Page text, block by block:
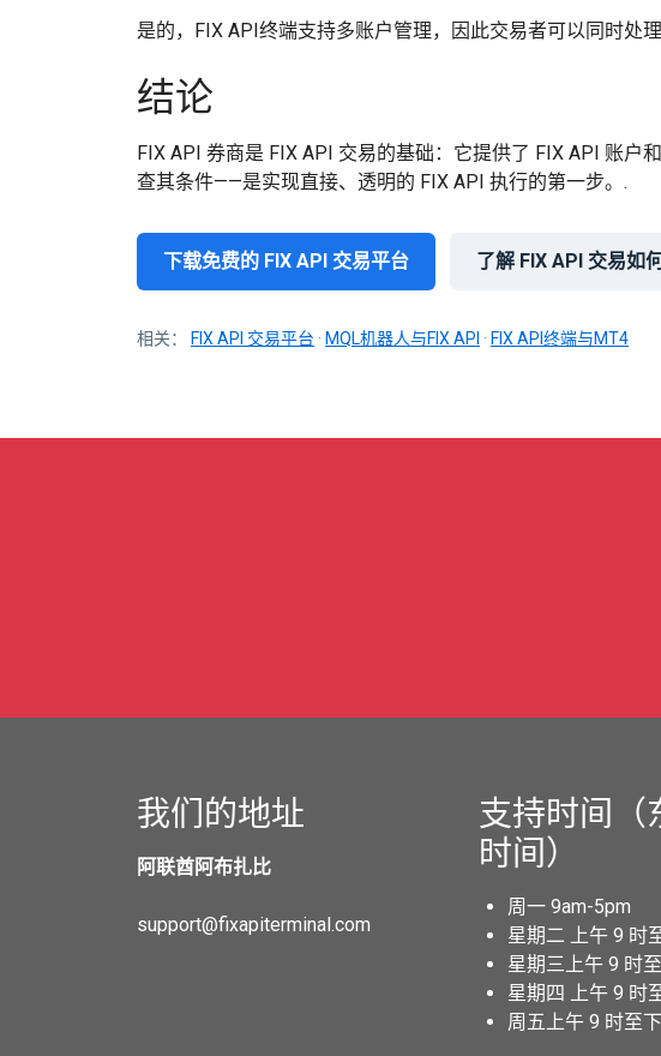
是的，FIX API终端支持多账户管理，因此交易者可以同时处
结论
FIX API 券商是 FIX API 交易的基础：它提供了 FIX API 账
查其条件——是实现直接、透明的 FIX API 执行的第一步。.
下载免费的 FIX API 交易平台 了解 FIX API 交易如
相关： FIX API 交易平台 · MQL机器人与FIX API · FIX API终端与MT4
我们的地址
阿联酋阿布扎比
support@fixapiterminal.com
支持时间（
时间）
周一 9am-5pm
星期二 上午 9 时
星期三上午 9 时
星期四 上午 9 时
周五上午 9 时至